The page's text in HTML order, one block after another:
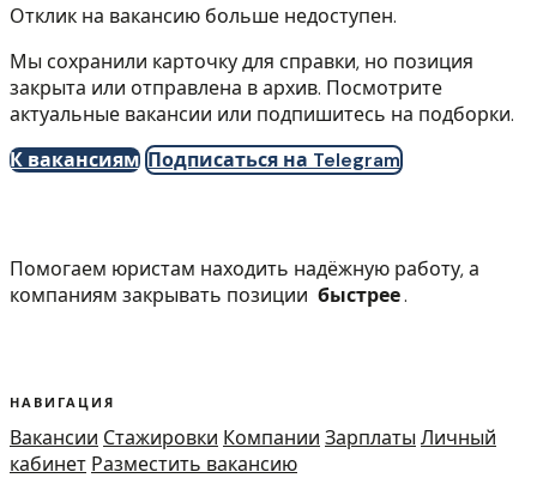
Отклик на вакансию больше недоступен.
Мы сохранили карточку для справки, но позиция
закрыта или отправлена в архив. Посмотрите
актуальные вакансии или подпишитесь на подборки.
К вакансиям Подписаться на Telegram
Помогаем юристам находить надёжную работу, а
компаниям закрывать позиции быстрее.
НАВИГАЦИЯ
Вакансии Стажировки Компании Зарплаты Личный
кабинет Разместить вакансию